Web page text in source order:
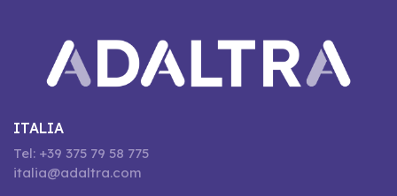
ITALIA
Tel: +39 375 79 58 775
italia@adaltra.com